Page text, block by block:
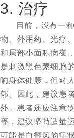
3. 治疗
目前，没有一
物、外用药、光疗
和局部小面积病变
是刺激黑色素细胞
响身体健康，但对
郁。因此，建议患
外，患者还应注意
等，建议坚持适量
可能是白癜风的症